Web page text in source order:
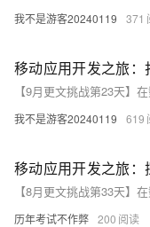
我不是游客20240119 371
移动应用开发之旅
我不是游客20240119 619
移动应用开发之旅
历年考试不作弊 200